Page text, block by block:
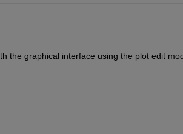
the graphical interface using the plot edit